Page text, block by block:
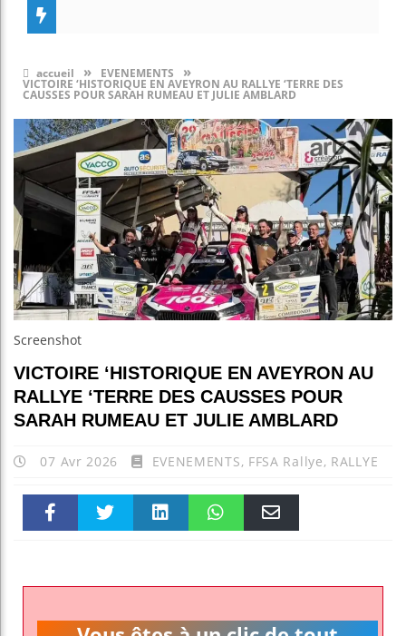
accueil » EVENEMENTS »
VICTOIRE ‘HISTORIQUE EN AVEYRON AU RALLYE ‘TERRE DES
CAUSSES POUR SARAH RUMEAU ET JULIE AMBLARD
Screenshot
VICTOIRE ‘HISTORIQUE EN AVEYRON AU
RALLYE ‘TERRE DES CAUSSES POUR
SARAH RUMEAU ET JULIE AMBLARD
07 Avr 2026 EVENEMENTS, FFSA Rallye, RALLYE
k pt